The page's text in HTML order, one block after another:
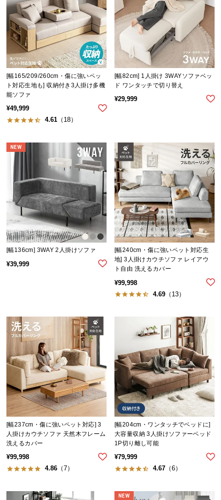
か
イ
テ
リ
ア
ー
デ
ら
探
す
イ
お
払
い
に
い
て
配
[幅165/209/260cm・傷に強いペッ
ト対応生地も] 収納付き3人掛け多機
能ソファ
¥49,999
4.61 （18）
[幅82cm] 1人掛け 3WAYソファベッ
ド ワンタッチで切り替え
¥29,999
[幅136cm] 3WAY 2人掛けソファ
¥39,999
NEW
[幅240cm・傷に強いペット対応生
地] 3人掛けカウチソファ レイアウ
ト自由 洗えるカバー
¥99,998
4.69 （13）
[幅237cm・傷に強いペット対応] 3
人掛けカウチソファ 天然木フレーム
洗えるカバー
¥99,998
4.86 （7）
[幅204cm・ワンタッチでベッドに]
大容量収納 3人掛けソファーベッド
1P切り離し可能
¥79,999
4.67 （6）
NEW